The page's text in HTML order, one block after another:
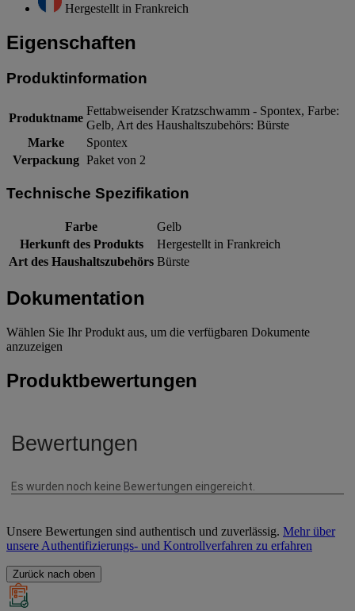
Hergestellt in Frankreich
Eigenschaften
Produktinformation
Produktname
Fettabweisender Kratzschwamm - Spontex, Farbe:
Gelb, Art des Haushaltszubehörs: Bürste
Marke
Spontex
Verpackung Paket von 2
Technische Spezifikation
Farbe
Gelb
Herkunft des Produkts
Hergestellt in Frankreich
Art des Haushaltszubehörs Bürste
Dokumentation
Wählen Sie Ihr Produkt aus, um die verfügbaren Dokumente
anzuzeigen
Produktbewertungen
Unsere Bewertungen sind authentisch und zuverlässig. Mehr über
unsere Authentifizierungs- und Kontrollverfahren zu erfahren
Zurück nach oben